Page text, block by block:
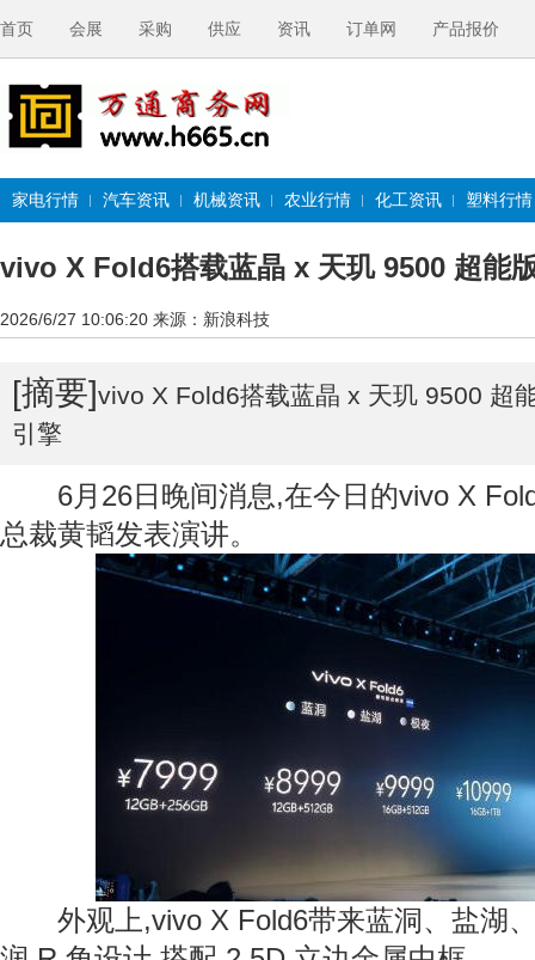
首页 会展 采购 供应 资讯 订单网 产品报价
家电行情 汽车资讯 机械资讯 农业行情 化工资讯 塑料行情
vivo X Fold6搭载蓝晶 x 天玑 9500 超能
2026/6/27 10:06:20 来源：新浪科技
[摘要]vivo X Fold6搭载蓝晶 x 天玑 9500 超
引擎
6月26日晚间消息,在今日的vivo X
总裁黄韬发表演讲。
外观上,vivo X Fold6带来蓝洞、盐湖